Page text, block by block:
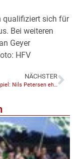
qualifiziert sich für
Bei weiteren
Geyer
HFV
NÄCHSTER
DFB-Punktespiel: Nils Petersen ehrt SG Harheim für Platin-Level